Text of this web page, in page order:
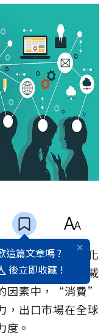
這篇文章嗎 ?
後立即收藏 !
市不斷加快城鎮化
出該城市的承載
因素中，“消費”
，出口市場在全球
度。